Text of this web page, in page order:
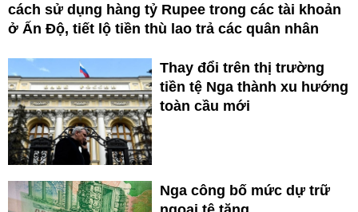
cách sử dụng hàng tỷ Rupee trong các tài khoản
ở Ấn Độ, tiết lộ tiền thù lao trả các quân nhân
Thay đổi trên thị trường
tiền tệ Nga thành xu hướng
toàn cầu mới
Nga công bố mức dự trữ